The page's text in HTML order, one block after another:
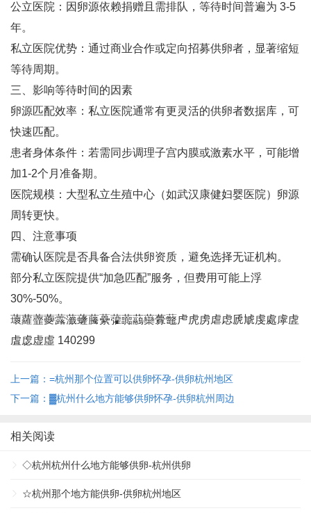
公立医院‌：因卵源依赖捐赠且需排队，等待时间普遍为 ‌3-5
年‌‌。
私立医院优势‌：通过商业合作或定向招募供卵者，显著缩短
等待周期‌。
三、影响等待时间的因素
卵源匹配效率‌：私立医院通常有更灵活的供卵者数据库，可
快速匹配‌。
患者身体条件‌：若需同步调理子宫内膜或激素水平，可能增
加1-2个月准备期‌。
医院规模‌：大型私立生殖中心（如武汉康健妇婴医院）卵源
周转更快‌。
四、注意事项
需确认医院是否具备合法供卵资质，避免选择无证机构‌。
部分私立医院提供“加急匹配”服务，但费用可能上浮
30%-50%‌。
蘾蘿虀虁虂虃虄虅虆虇虈虉虊虋虌虍虎虏虐虑虒虓虔處虖虗
虘虙虚虛 140299
上一篇：=杭州那个位置可以供卵怀孕-供卵杭州地区
下一篇：▓杭州什么地方能够供卵怀孕-供卵杭州周边
相关阅读
◇杭州杭州什么地方能够供卵-杭州供卵
☆杭州那个地方能供卵-供卵杭州地区